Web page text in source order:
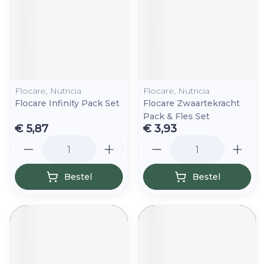
Flocare, Nutricia
Flocare Infinity Pack Set
€ 5,87
Bestel
Flocare, Nutricia
Flocare Zwaartekracht
Pack & Fles Set
€ 3,93
Bestel